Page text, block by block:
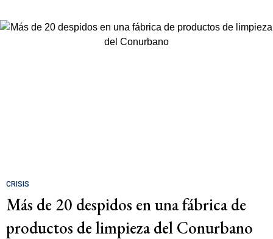
CRISIS
Más de 20 despidos en una fábrica de
productos de limpieza del Conurbano